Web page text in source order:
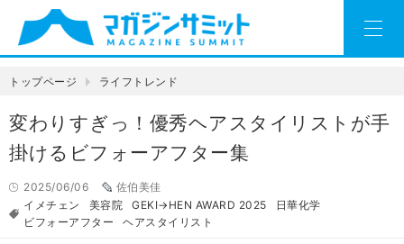
トップページ ライフトレンド
変わりすぎっ！優秀ヘアスタイリストが手
掛けるビフォーアフター集
2025/06/06
佐伯美佳
イメチェン
美容院 GEKI→HEN AWARD 2025
日華化学
ビフォーアフター
ヘアスタイリスト